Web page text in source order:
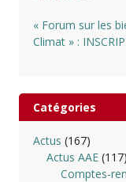
« Forum sur les
Climat » :
Catégories
Actus (167)
Actus AAE (117)
Comptes-